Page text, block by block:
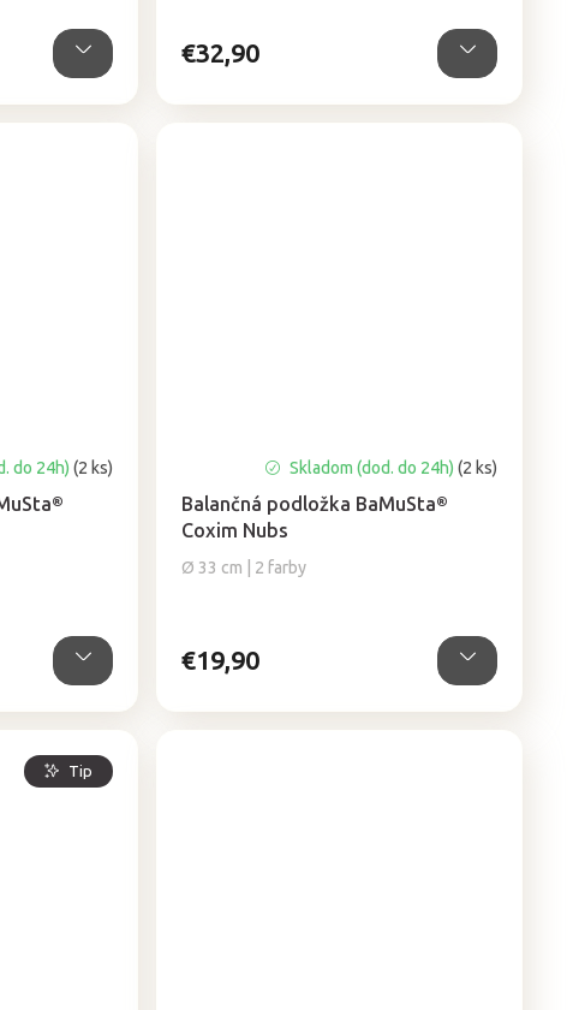
€32,90
do 24h) (2 ks)
Balančná podložka BaMuSta®
Coxim Nubs
Ø 33 cm | 2 farby
Skladom (dod. do 24h) (2 ks)
€19,90
Tip